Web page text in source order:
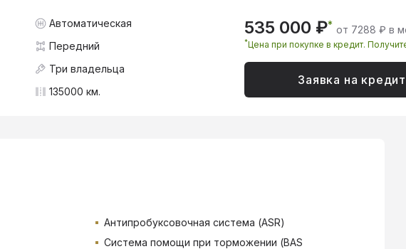
535 000 ₽* от 7288 ₽ в
*Цена при покупке в кредит.
Заявка на кредит
Автоматическая
Передний
Три владельца
135000 км.
Антипробуксовочная система (ASR)
Система помощи при торможении (BAS